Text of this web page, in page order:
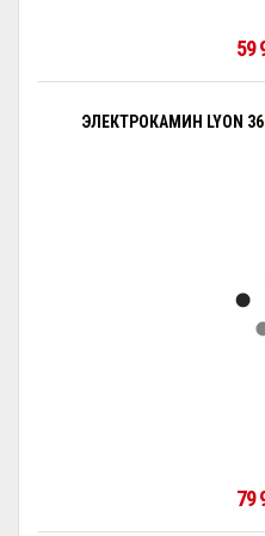
59
ЭЛЕКТРОКАМИН LYON 36
79